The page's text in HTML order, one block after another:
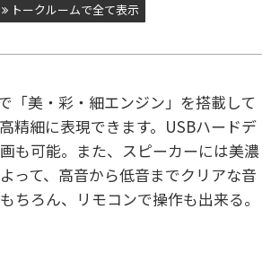
トークルームで全て表示
「美・彩・細エンジン」を搭載して
精細に表現できます。USBハードデ
も可能。また、スピーカーには美濃
って、高音から低音までクリアな音
ちろん、リモコンで操作も出来る。